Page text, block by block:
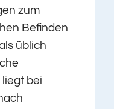
zum
Befinden
üblich
bei